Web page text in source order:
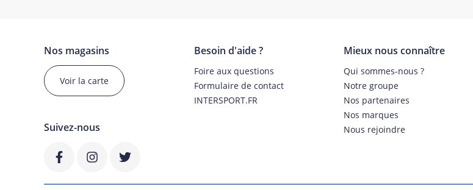
Nos magasins
Voir la carte
Suivez-nous
Besoin d'aide ?
Foire aux questions
Formulaire de contact
INTERSPORT.FR
Mieux nous connaître
Qui sommes-nous ?
Notre groupe
Nos partenaires
Nos marques
Nous rejoindre